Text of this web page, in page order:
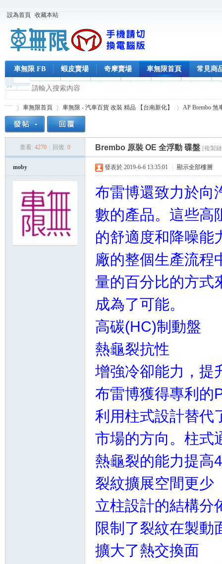
設為首頁 收藏本站
車無限 FB 蝦皮賣場 奇摩賣場 車無限首頁 常見商
車無限首頁
›
車無限 - 汽車百貨 改裝 精品 【台南新化】
›
AP Brembo 煞
查看: 4270 回復: 0 Brembo 原裝 OE 全浮動 碟盤 [複製
moby 發表於 2019-6-6 13:35:01 顯示全部樓層
布雷博還致力於向
數的產品。這些高
的舒適度和降噪能
廠的整個生產流程
量的百分比的方式
成為了可能。
高碳(HC)制動盤
熱龜裂抗性
增強冷卻能力，提
布雷博獲得專利的
利用柱式設計替代
市場的方向。柱式
熱龜裂的能力提高
裂紋擴展空間更少
立柱設計的結構分
限制了裂紋在製動
擴大了熱交換面